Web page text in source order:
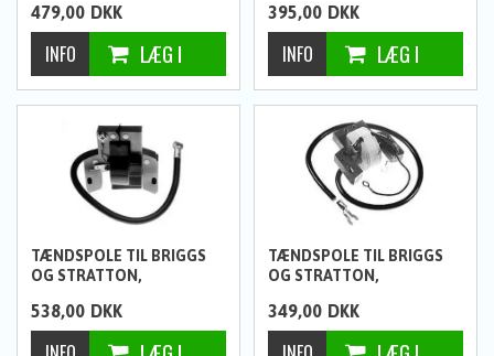
479,00 DKK 395,00 DKK
TÆNDSPOLE TIL BRIGGS
OG STRATTON,
538,00 DKK
TÆNDSPOLE TIL BRIGGS
OG STRATTON,
349,00 DKK